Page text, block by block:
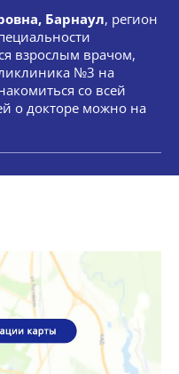
Барнаул, регион
взрослым врачом,
№3 на
со всей
о докторе можно на